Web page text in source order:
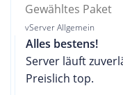
Gewähltes Paket
vServer Allgemein
Alles bestens!
Server läuft
Preislich top.